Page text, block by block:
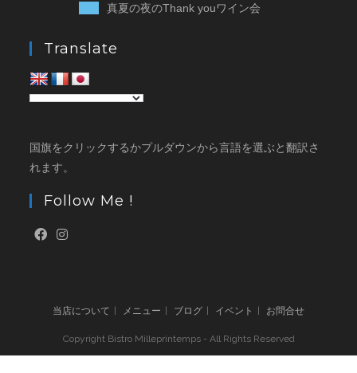
真夏の夜のThank youワイン会
Translate
国旗をクリックするかプルダウンから言語を選ぶと翻訳さ
れます。
Follow Me !
当店について メニュー ブログ イベント お問合せ
Copyright Bistro Milleprintemps - All Rights Reserved